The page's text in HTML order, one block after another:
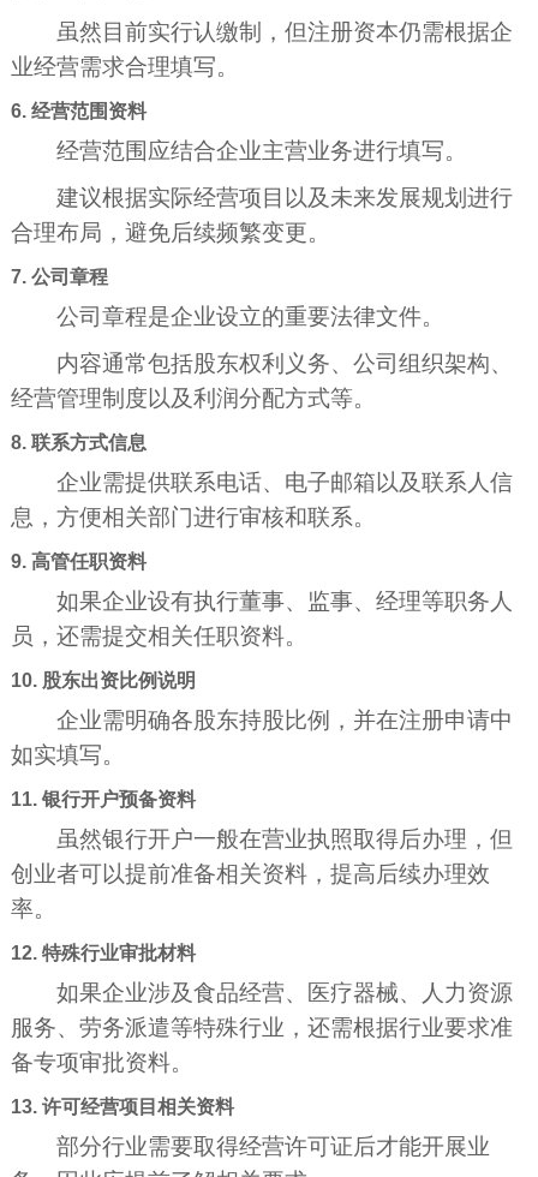
虽然目前实行认缴制，但注册资本仍需根据企
业经营需求合理填写。
6. 经营范围资料
经营范围应结合企业主营业务进行填写。
建议根据实际经营项目以及未来发展规划进行
合理布局，避免后续频繁变更。
7. 公司章程
公司章程是企业设立的重要法律文件。
内容通常包括股东权利义务、公司组织架构、
经营管理制度以及利润分配方式等。
8. 联系方式信息
企业需提供联系电话、电子邮箱以及联系人信
息，方便相关部门进行审核和联系。
9. 高管任职资料
如果企业设有执行董事、监事、经理等职务人
员，还需提交相关任职资料。
10. 股东出资比例说明
企业需明确各股东持股比例，并在注册申请中
如实填写。
11. 银行开户预备资料
虽然银行开户一般在营业执照取得后办理，但
创业者可以提前准备相关资料，提高后续办理效
率。
12. 特殊行业审批材料
如果企业涉及食品经营、医疗器械、人力资源
服务、劳务派遣等特殊行业，还需根据行业要求准
备专项审批资料。
13. 许可经营项目相关资料
部分行业需要取得经营许可证后才能开展业